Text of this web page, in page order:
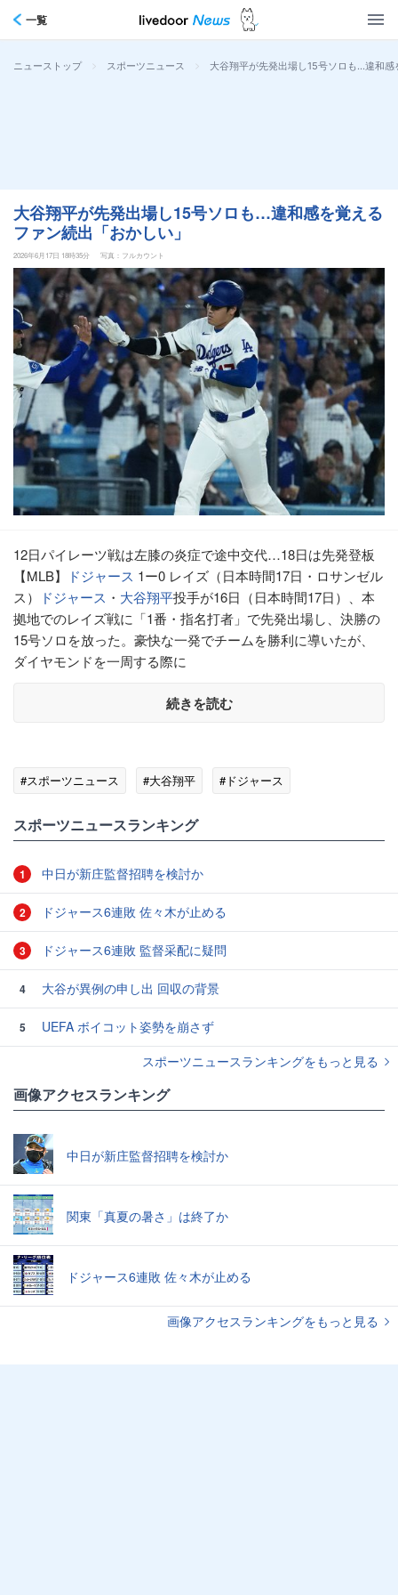
一覧
ニューストップ > スポーツニュース > 大谷翔平が先発出場し15号ソロも…違和
大谷翔平が先発出場し15号ソロも…違和感を覚える
ファン続出「おかしい」
2026年6月17日 18時35分 写真：フルカウント
12日パイレーツ戦は左膝の炎症で途中交代…18日は先発登板
【MLB】
ドジャース 1ー0 レイズ（日本時間17日・ロサンゼル
ス）
ドジャース ・ 大谷翔平投手が16日（日本時間17日）、本
拠地でのレイズ戦に「1番・指名打者」で先発出場し、決勝の
15号ソロを放った。豪快な一発でチームを勝利に導いたが、
ダイヤモンドを一周する際に
続きを読む
#スポーツニュース #大谷翔平 #ドジャース
スポーツニュースランキング
1 中日が新庄監督招聘を検討か
2 ドジャース6連敗 佐々木が止める
3 ドジャース6連敗 監督采配に疑問
4 大谷が異例の申し出 回収の背景
5
UEFA ボイコット姿勢を崩さず
スポーツニュースランキングをもっと見る
画像アクセスランキング
中日が新庄監督招聘を検討か
関東「真夏の暑さ」は終了か
ドジャース6連敗 佐々木が止める
画像アクセスランキングをもっと見る